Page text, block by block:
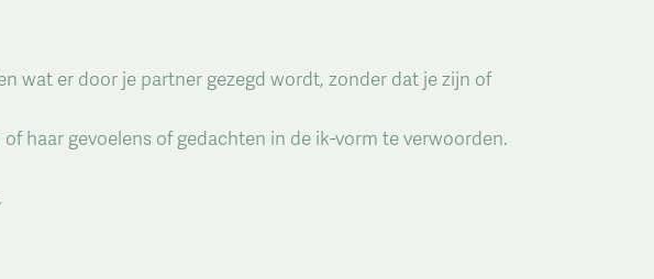
wat er door je partner gezegd wordt, zonder dat je zijn of
haar gevoelens of gedachten in de ik-vorm te verwoorden.